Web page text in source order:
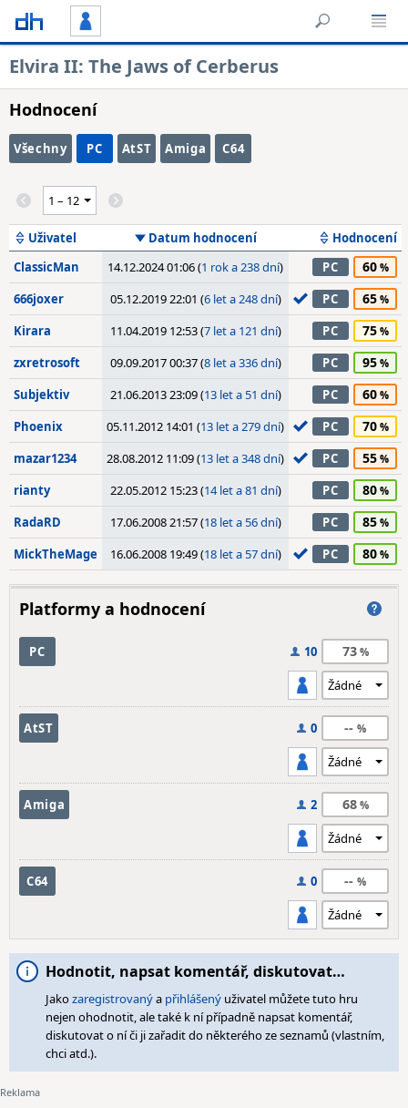
Elvira II: The Jaws of Cerberus
Hodnocení
Všechny PC AtST Amiga C64
Uživatel Datum hodnocení
Hodnocení
ClassicMan
14.12.2024 01:06 (1 rok a 238 dní) PC 60
666joxer 05.12.2019 22:01 (6 let a 248 dní) PC 65
Kirara 11.04.2019 12:53 (7 let a 121 dní) PC 75
zxretrosoft 09.09.2017 00:37 (8 let a 336 dní) PC 95
Subjektiv 21.06.2013 23:09 (13 let a 51 dní) PC 60
Phoenix 05.11.2012 14:01 (13 let a 279 dní) PC 70
mazar1234 28.08.2012 11:09 (13 let a 348 dní) PC 55
rianty 22.05.2012 15:23 (14 let a 81 dní) PC 80
RadaRD 17.06.2008 21:57 (18 let a 56 dní) PC 85
MickTheMage 16.06.2008 19:49 (18 let a 57 dní) PC 80
Platformy a hodnocení
PC 10 73
AtST 0 --
Amiga 2 68
C64 0 --
Hodnotit, napsat komentář, diskutovat…
Jakozaregistrovanýa přihlášený uživatel můžete tuto hru
nejen ohodnotit, ale také k ní případně napsat komentář,
diskutovat o ní či ji zařadit do některého ze seznamů (vlastním,
chci atd.).